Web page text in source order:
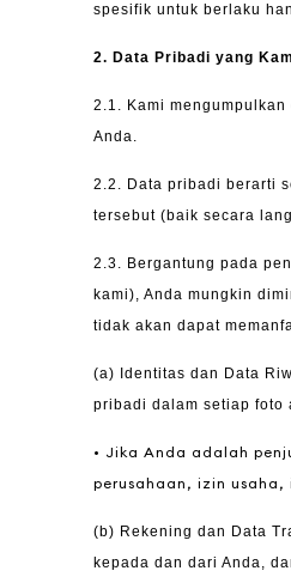
spesifik untuk berlaku
2. Data Pribadi yang
2.1. Kami
Anda.
2.2. Data pribadi berarti
tersebut (baik secara
2.3. Bergantung pada
kami), Anda mungkin
tidak akan dapat
(a) Identitas dan Data
pribadi dalam setiap foto
• Jika Anda adalah
perusahaan, izin
(b) Rekening dan Data
kepada dan dari Anda,